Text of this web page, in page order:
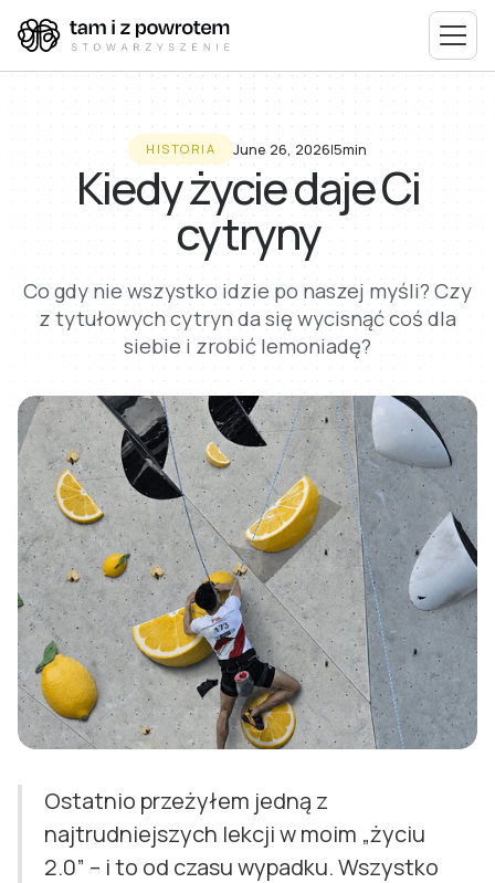
HISTORIA June 26, 2026I5min
Kiedy życie daje Ci
cytryny
Co gdy nie wszystko idzie po naszej myśli? Czy
z tytułowych cytryn da się wycisnąć coś dla
siebie i zrobić lemoniadę?
Ostatnio przeżyłem jedną z
najtrudniejszych lekcji w moim „życiu
2.0” – i to od czasu wypadku. Wszystko